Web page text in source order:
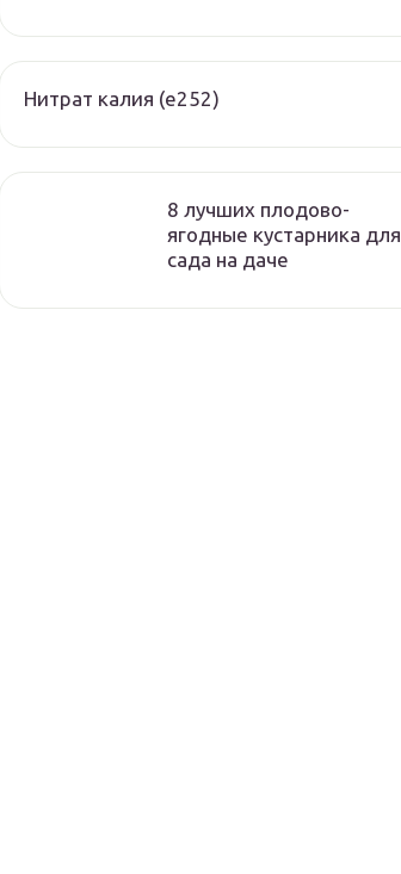
Нитрат калия (е252)
8 лучших плодово-
ягодные кустарника для
сада на даче